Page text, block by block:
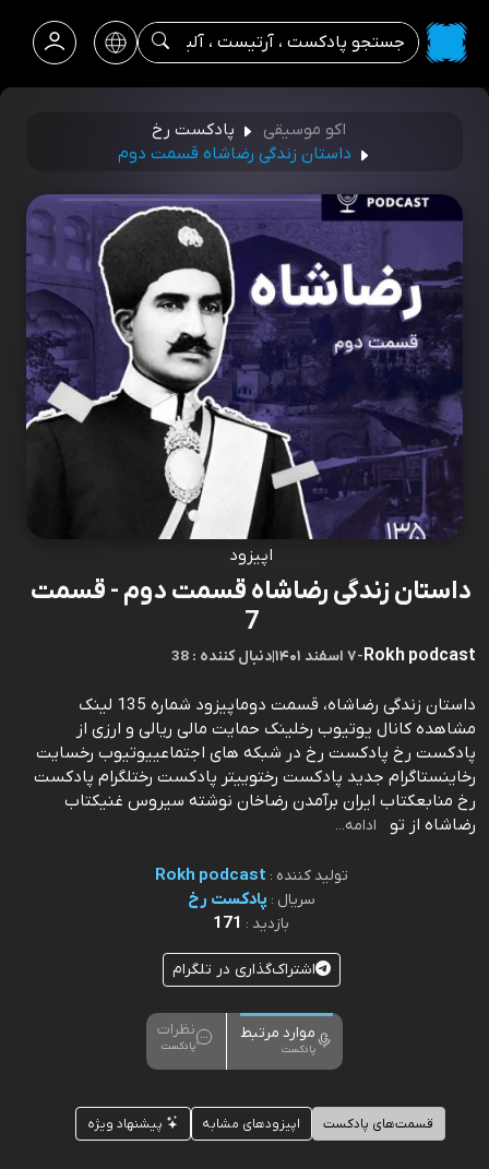
اکو موسیقی
پادکست رخ
داستان زندگی رضاشاه قسمت دوم
اپیزود
داستان زندگی رضاشاه قسمت دوم - قسمت
7
Rokh podcast
-۷ اسفند ۱۴۰۱ |38 : دنبال کننده
داستان زندگی رضاشاه، قسمت دوماپیزود شماره 135 لینک
مشاهده کانال یوتیوب رخلینک حمایت مالی ریالی و ارزی از
پادکست رخ پادکست رخ در شبکه های اجتماعییوتیوب رخسایت
رخاینستاگرام جدید پادکست رختوییتر پادکست رختلگرام پادکست
رخ منابعکتاب ایران برآمدن رضاخان نوشته سیروس غنیکتاب
رضاشاه از تو
ادامه...
تولید کننده : Rokh podcast
سریال : پادکست رخ
بازدید : 171
اشتراک‌گذاری در تلگرام
موارد مرتبط
پادکست
نظرات
پادکست
قسمت‌های پادکست اپیزودهای مشابه پیشنهاد ویژه